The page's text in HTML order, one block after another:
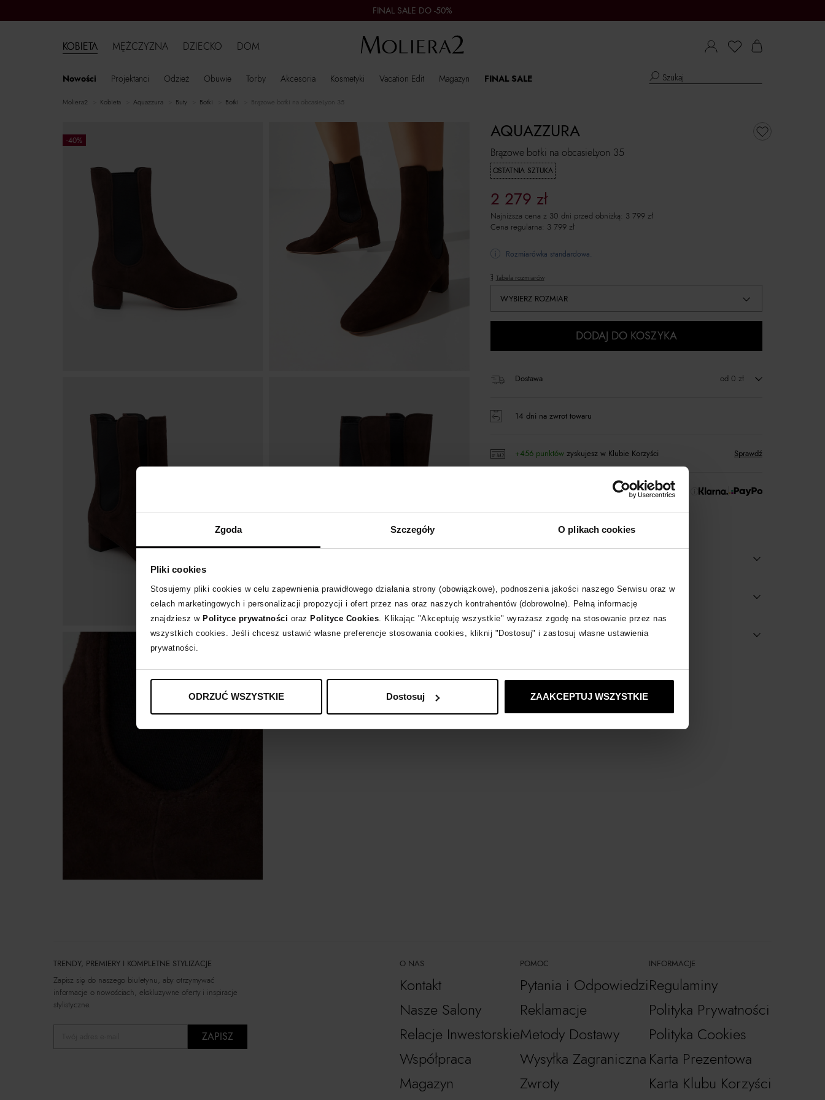
Zgoda Szczegóły O plikach cookies
Pliki cookies
Stosujemy pliki cookies w celu zapewnienia prawidłowego działania strony (obowiązkowe), podnoszenia jakości naszego Serwisu oraz w
celach marketingowych i personalizacji propozycji i ofert przez nas oraz naszych kontrahentów (dobrowolne). Pełną informację
znajdziesz w Polityce prywatności oraz Polityce Cookies . Klikając "Akceptuję wszystkie" wyrażasz zgodę na stosowanie przez nas
wszystkich cookies. Jeśli chcesz ustawić własne preferencje stosowania cookies, kliknij "Dostosuj" i zastosuj własne ustawienia
prywatności.
ODRZUĆ WSZYSTKIE Dostosuj ZAAKCEPTUJ WSZYSTKIE
FINAL SALE DO -50%
KOBIETA
Nowości Projektanci Odzież Obuwie Torby Akcesoria Kosmetyki Vacation Edit Magazyn FINAL SALE
MĘŻCZYZNA DZIECKO DOM
moliera2 kobieta Aquazzura buty botki botki Brązowe botki na obcasieLyon 35
-40%
Brązowe botki na obcasieLyon 35
OSTATNIA SZTUKA
AQUAZZURA
2 279 zł
Najniższa cena z 30 dni przed obniżką: 3 799 zł
Cena regularna: 3 799 zł
Rozmiarówka standardowa.
Tabela rozmiarów
WYBIERZ ROZMIAR
DODAJ DO KOSZYKA
Dostawa od 0 zł
14 dni na zwrot towaru
+456 punktówzyskujesz w Klubie Korzyści Sprawdź
Materiał
Wybrane modele dostępne w salonach
AQUAZZURAzobacz inne produkty
TRENDY, PREMIERY I KOMPLETNE STYLIZACJE
Zapisz się do naszego biuletynu, aby otrzymywać
informacje o nowościach, ekskluzywne oferty i inspiracje
stylistyczne.
ZAPISZ
O NAS
Kontakt
Nasze Salony
Relacje Inwestorskie
Współpraca
Magazyn
POMOC
Pytania i Odpowiedzi
Reklamacje
Metody Dostawy
Wysyłka Zagraniczna
Zwroty
INFORMACJE
Regulaminy
Polityka Prywatności
Polityka Cookies
Karta Prezentowa
Karta Klubu Korzyści